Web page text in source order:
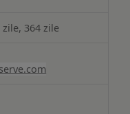
zile, 364 zile